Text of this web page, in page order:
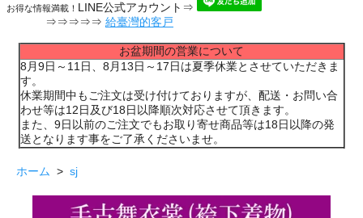
お得な情報満載！ LINE公式アカウント⇒
⇒⇒⇒⇒⇒ 給臺灣的客戸
お盆期間の営業について
8月9日～11日、8月13日～17日は夏季休業とさせていただきま
す。
休業期間中もご注文は受け付けておりますが、配送・お問い合
わせ等は12日及び18日以降順次対応させて頂きます。
また、9日以前のご注文でもお取り寄せ商品等は18日以降の発
送となります事をご了承くださいませ。
ホーム > sj